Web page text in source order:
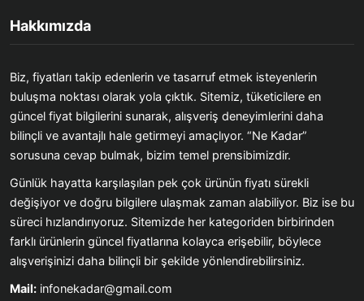
Hakkımızda
Biz, fiyatları takip edenlerin ve tasarruf etmek isteyenlerin
buluşma noktası olarak yola çıktık. Sitemiz, tüketicilere en
güncel fiyat bilgilerini sunarak, alışveriş deneyimlerini daha
bilinçli ve avantajlı hale getirmeyi amaçlıyor. “Ne Kadar”
sorusuna cevap bulmak, bizim temel prensibimizdir.
Günlük hayatta karşılaşılan pek çok ürünün fiyatı sürekli
değişiyor ve doğru bilgilere ulaşmak zaman alabiliyor. Biz ise bu
süreci hızlandırıyoruz. Sitemizde her kategoriden birbirinden
farklı ürünlerin güncel fiyatlarına kolayca erişebilir, böylece
alışverişinizi daha bilinçli bir şekilde yönlendirebilirsiniz.
Mail: infonekadar@gmail.com